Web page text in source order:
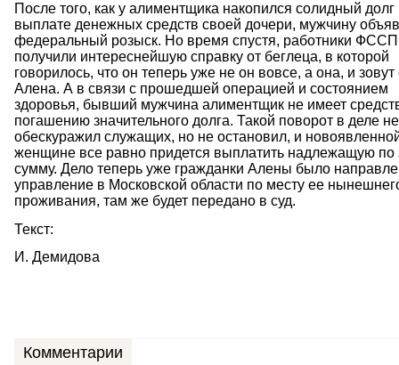
После того, как у алиментщика накопился солидный долг
выплате денежных средств своей дочери, мужчину
федеральный розыск. Но время спустя, работники ФССП
получили интереснейшую справку от беглеца, в которой
говорилось, что он теперь уже не он вовсе, а она, и зовут
Алена. А в связи с прошедшей операцией и состоянием
здоровья, бывший мужчина алиментщик не имеет
погашению значительного долга. Такой поворот в деле
обескуражил служащих, но не остановил, и
женщине все равно придется выплатить надлежащую по
сумму. Дело теперь уже гражданки Алены было
управление в Московской области по месту ее
проживания, там же будет передано в суд.
Текст:
И. Демидова
Комментарии